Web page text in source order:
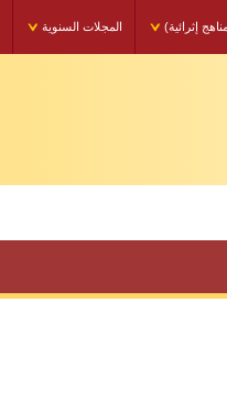
إثرائية) المجلات السنوية